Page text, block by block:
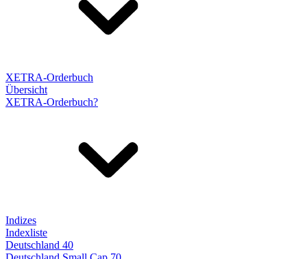
XETRA-Orderbuch
Übersicht
XETRA-Orderbuch?
Indizes
Indexliste
Deutschland 40